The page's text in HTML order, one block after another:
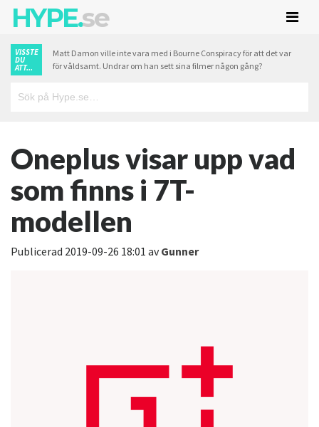
HYPE.se
VISSTE
DU
ATT...
Matt Damon ville inte vara med i Bourne Conspiracy för att det var
för våldsamt. Undrar om han sett sina filmer någon gång?
Oneplus visar upp vad
som finns i 7T-
modellen
Publicerad 2019-09-26 18:01 avGunner